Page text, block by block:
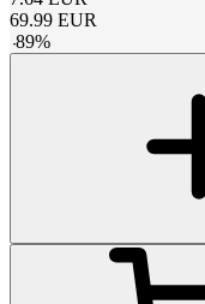
69.99 EUR
-89%